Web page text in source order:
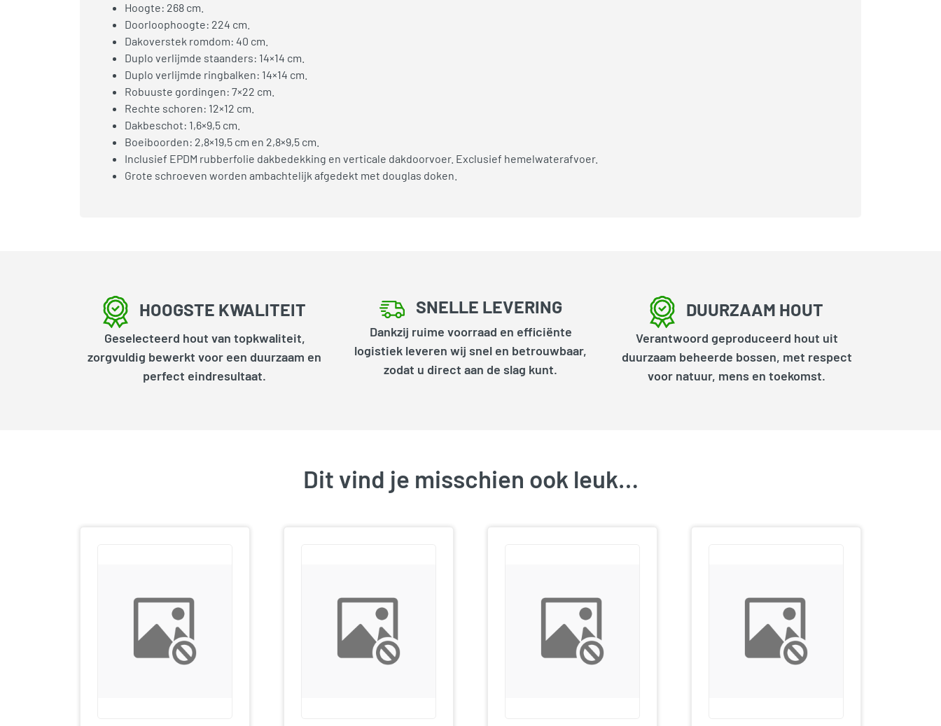
Hoogte: 268 cm.
Doorloophoogte: 224 cm.
Dakoverstek romdom: 40 cm.
Duplo verlijmde staanders: 14×14 cm.
Duplo verlijmde ringbalken: 14×14 cm.
Robuuste gordingen: 7×22 cm.
Rechte schoren: 12×12 cm.
Dakbeschot: 1,6×9,5 cm.
Boeiboorden: 2,8×19,5 cm en 2,8×9,5 cm.
Inclusief EPDM rubberfolie dakbedekking en verticale dakdoorvoer. Exclusief hemelwaterafvoer.
Grote schroeven worden ambachtelijk afgedekt met douglas doken.
HOOGSTE KWALITEIT
Geselecteerd hout van topkwaliteit,
zorgvuldig bewerkt voor een duurzaam en
perfect eindresultaat.
SNELLE LEVERING
Dankzij ruime voorraad en efficiënte
logistiek leveren wij snel en betrouwbaar,
zodat u direct aan de slag kunt.
DUURZAAM HOUT
Verantwoord geproduceerd hout uit
duurzaam beheerde bossen, met respect
voor natuur, mens en toekomst.
Dit vind je misschien ook leuk…